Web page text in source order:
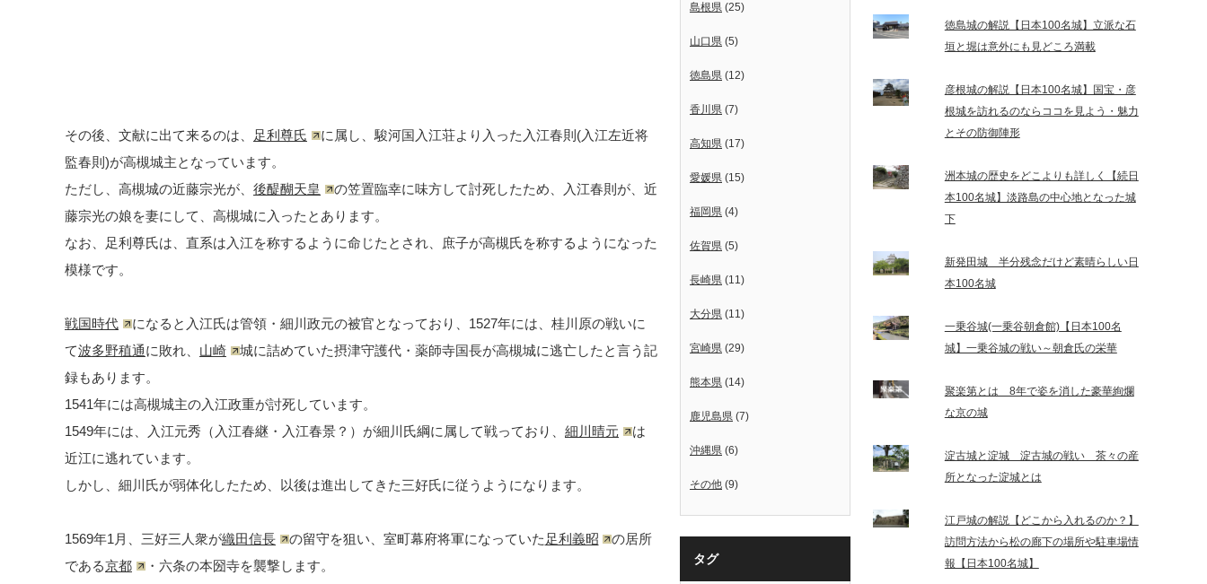
その後、文献に出て来るのは、 足利尊氏
に属し、駿河国入江荘より入った入江春則(入江左近将
監春則)が高槻城主となっています。
ただし、高槻城の近藤宗光が、 後醍醐天皇
の笠置臨幸に味方して討死したため、入江春則が、近
藤宗光の娘を妻にして、高槻城に入ったとあります。
なお、足利尊氏は、直系は入江を称するように命じたとされ、庶子が高槻氏を称するようになった
模様です。
戦国時代
になると入江氏は管領・細川政元の被官となっており、1527年には、桂川原の戦いに
て波多野稙通に敗れ、 山崎
城に詰めていた摂津守護代・薬師寺国長が高槻城に逃亡したと言う記
録もあります。
1541年には高槻城主の入江政重が討死しています。
1549年には、入江元秀（入江春継・入江春景？）が細川氏綱に属して戦っており、 細川晴元
は
近江に逃れています。
しかし、細川氏が弱体化したため、以後は進出してきた三好氏に従うようになります。
1569年1月、三好三人衆が織田信長 の留守を狙い、室町幕府将軍になっていた 足利義昭
の居所
である京都
・六条の本圀寺を襲撃します。
島根県 (25)
山口県 (5)
徳島県 (12)
香川県 (7)
高知県 (17)
愛媛県 (15)
福岡県 (4)
佐賀県 (5)
長崎県 (11)
大分県 (11)
宮崎県 (29)
熊本県 (14)
鹿児島県 (7)
沖縄県 (6)
その他 (9)
タグ
徳島城の解説【日本100名城】立派な石
垣と堀は意外にも見どころ満載
彦根城の解説【日本100名城】国宝・彦
根城を訪れるのならココを見よう・魅力
とその防御陣形
洲本城の歴史をどこよりも詳しく【続日
本100名城】淡路島の中心地となった城
下
新発田城 半分残念だけど素晴らしい日
本100名城
一乗谷城(一乗谷朝倉館)【日本100名
城】一乗谷城の戦い～朝倉氏の栄華
聚楽第とは 8年で姿を消した豪華絢爛
な京の城
淀古城と淀城 淀古城の戦い 茶々の産
所となった淀城とは
江戸城の解説【どこから入れるのか？】
訪問方法から松の廊下の場所や駐車場情
報【日本100名城】